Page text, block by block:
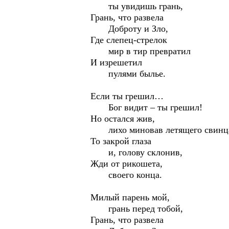
ты увидишь грань,
Грань, что развела
Доброту и Зло,
Где слепец-стрелок
мир в тир превратил
И изрешетил
пулями былье.
Если ты грешил…
Бог видит – ты грешил!
Но остался жив,
лихо миновав летящего
То закрой глаза
и, голову склонив,
Жди от рикошета,
своего конца.
Милый парень мой,
грань перед тобой,
Грань, что развела